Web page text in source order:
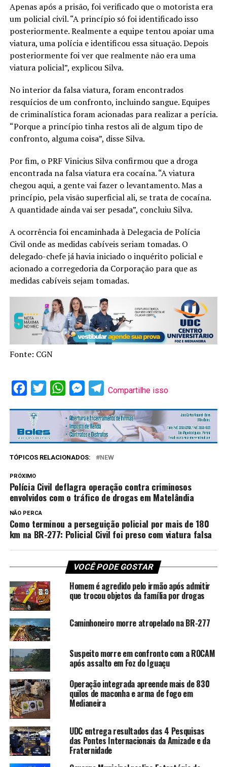
Apenas após a prisão, foi verificado que o motorista era
um policial civil. “A princípio só foi identificado isso
posteriormente. Realmente a equipe tentou apoiar uma
viatura, uma polícia e identificou essa situação. Depois
posteriormente foi ver que realmente não era uma
viatura policial”, explicou Silva.
No interior da falsa viatura, foram encontrados
resquícios de um confronto, incluindo sangue. Equipes
de criminalística foram acionadas para realizar a perícia.
“Porque a princípio tinha restos ali de algum tipo de
confronto, alguma coisa”, disse Silva.
Por fim, o PRF Vinicius Silva confirmou que a droga
encontrada na falsa viatura era cocaína. “A viatura
chegou aqui, a gente vai fazer o levantamento. Mas a
princípio, pela visão superficial ali, se trata de cocaína.
A quantidade ainda vai ser pesada”, concluiu Silva.
A ocorrência foi encaminhada à Delegacia de Polícia
Civil onde as medidas cabíveis seriam tomadas. O
delegado-chefe já havia iniciado o inquérito policial e
acionado a corregedoria da Corporação para que as
medidas cabíveis sejam tomadas.
Fonte: CGN
Facebook
Twitter WhatsAppMessenger
Telegram
Compartilhe isso
TÓPICOS RELACIONADOS: NEW
PRÓXIMO
Polícia Civil deflagra operação contra criminosos
envolvidos com o tráfico de drogas em Matelândia
NÃO PERCA
Como terminou a perseguição policial por mais de 180
km na BR-277: Policial Civil foi preso com viatura falsa
VOCÊ PODE GOSTAR
Homem é agredido pelo irmão após admitir
que trocou objetos da família por drogas
Caminhoneiro morre atropelado na BR-277
Suspeito morre em confronto com a ROCAM
após assalto em Foz do Iguaçu
Operação integrada apreende mais de 830
quilos de maconha e arma de fogo em
Medianeira
UDC entrega resultados das 4 Pesquisas
das Pontes Internacionais da Amizade e da
Fraternidade